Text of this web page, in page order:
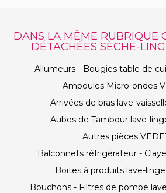
DANS LA MÊME RUBRIQUE
DÉTACHÉES SÈCHE-
Allumeurs - Bougies table de
Ampoules Micro-ondes
Arrivées de bras lave-
Aubes de Tambour lave-
Autres pièces
Balconnets réfrigérateur -
Boites à produits lave-linge
Bouchons - Filtres de pompe